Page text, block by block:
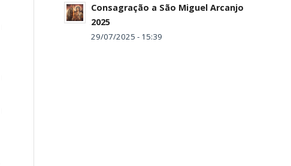
Consagração a São Miguel Arcanjo
2025
29/07/2025 - 15:39